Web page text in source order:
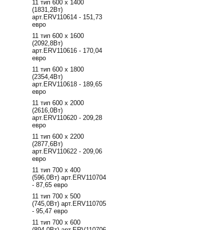
11 тип 600 х 1400
(1831,2Вт)
арт.ERV110614 - 151,73
евро
11 тип 600 х 1600
(2092,8Вт)
арт.ERV110616 - 170,04
евро
11 тип 600 х 1800
(2354,4Вт)
арт.ERV110618 - 189,65
евро
11 тип 600 х 2000
(2616,0Вт)
арт.ERV110620 - 209,28
евро
11 тип 600 х 2200
(2877,6Вт)
арт.ERV110622 - 209,06
евро
11 тип 700 х 400
(596,0Вт) арт.ERV110704
- 87,65 евро
11 тип 700 х 500
(745,0Вт) арт.ERV110705
- 95,47 евро
11 тип 700 х 600